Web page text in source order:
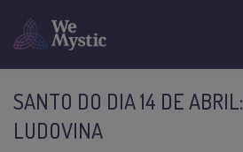
SANTO DO DIA 14 DE
LUDOVINA